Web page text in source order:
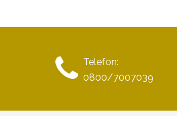
Telefon:
0800/7007039